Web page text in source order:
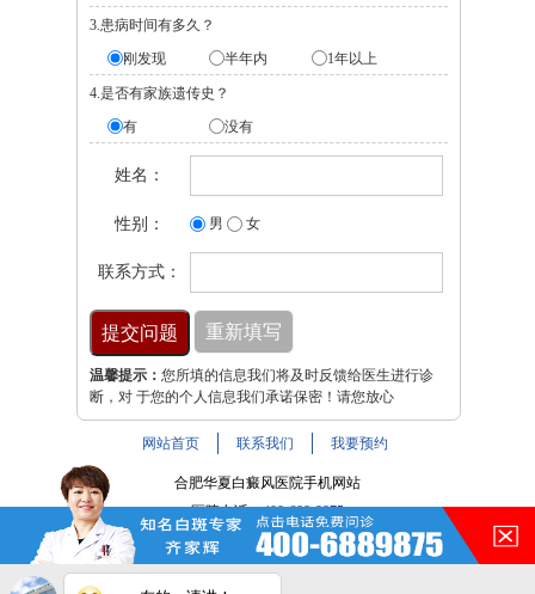
3.患病时间有多久？
刚发现
半年内 1年以上
4.是否有家族遗传史？
有
没有
姓名：
性别： 男 女
联系方式：
温馨提示： 您所填的信息我们将及时反馈给医生进行诊
断，对 于您的个人信息我们承诺保密！请您放心
网站首页 联系我们 我要预约
合肥华夏白癜风医院手机网站
医院电话：400-688-9875
医院地址：合肥市铜陵路与裕溪路交叉路口
注：本网站信息仅供参考，不能作为诊断及医疗依据，服用